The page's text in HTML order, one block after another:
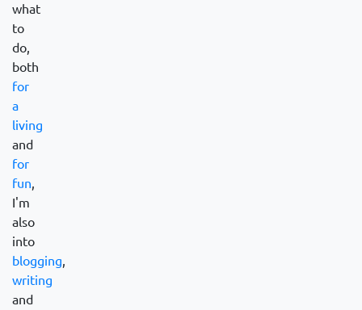
what
to
do,
both
for
a
living
and
for
fun,
I'm
also
into
blogging,
writing
and